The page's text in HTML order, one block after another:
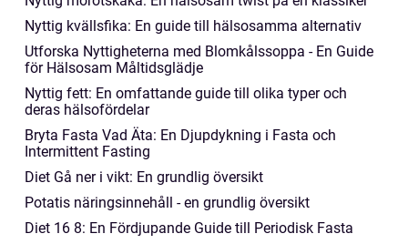
Nyttig kvällsfika: En guide till hälsosamma alternativ
Utforska Nyttigheterna med Blomkålssoppa - En Guide
för Hälsosam Måltidsglädje
Nyttig fett: En omfattande guide till olika typer och
deras hälsofördelar
Bryta Fasta Vad Äta: En Djupdykning i Fasta och
Intermittent Fasting
Diet Gå ner i vikt: En grundlig översikt
Potatis näringsinnehåll - en grundlig översikt
Diet 16 8: En Fördjupande Guide till Periodisk Fasta